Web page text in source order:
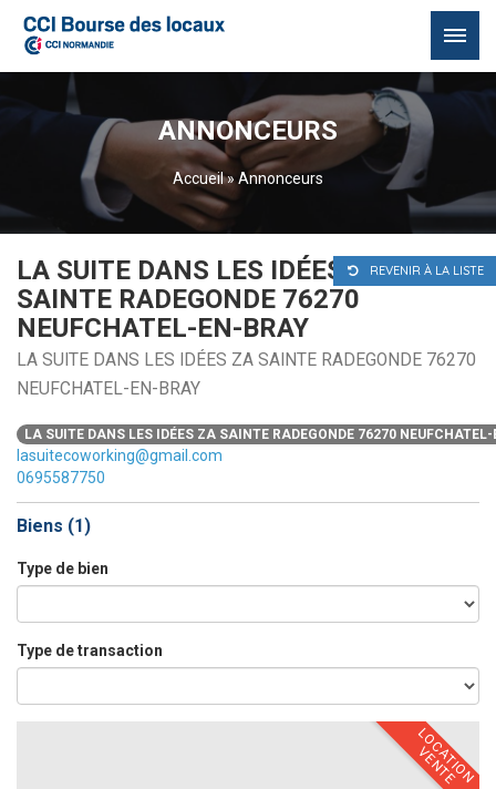
ANNONCEURS
Accueil»Annonceurs
REVENIR À LA LISTE
LA SUITE DANS LES IDÉES ZA
SAINTE RADEGONDE 76270
NEUFCHATEL-EN-BRAY
LA SUITE DANS LES IDÉES ZA SAINTE RADEGONDE 76270
NEUFCHATEL-EN-BRAY
LA SUITE DANS LES IDÉES ZA SAINTE RADEGONDE 76270
lasuitecoworking@gmail.com
0695587750
Biens (1 )
Type de bien
Type de transaction
LOCATION
VENTE